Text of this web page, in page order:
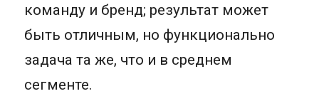
команду и бренд; результат может
быть отличным, но функционально
задача та же, что и в среднем
сегменте.